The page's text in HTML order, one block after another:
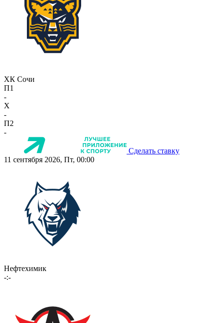
ХК Сочи
П1
-
X
-
П2
-
Сделать ставку
11 сентября 2026, Пт, 00:00
Нефтехимик
-:-